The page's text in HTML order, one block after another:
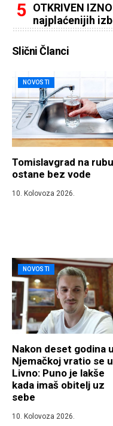
OTKRIVEN
najplaćenijih
Slični Članci
NOVOSTI
Tomislavgrad na
ostane bez vode
10. Kolovoza 2026.
NOVOSTI
Nakon deset godina u
Njemačkoj vratio se u
Livno: Puno je lakše
kada imaš obitelj uz
sebe
10. Kolovoza 2026.